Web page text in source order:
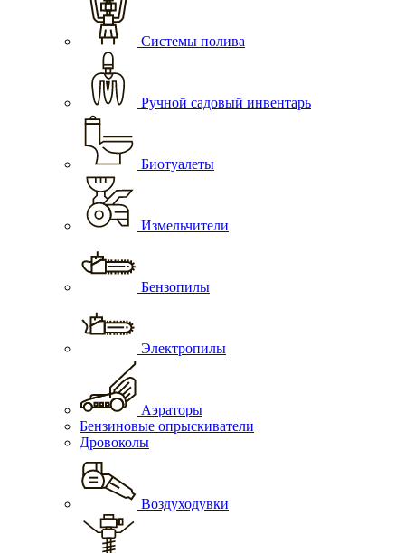
Системы полива
Ручной садовый инвентарь
Биотуалеты
Измельчители
Бензопилы
Электропилы
Аэраторы
Бензиновые опрыскиватели
Дровоколы
Воздуходувки